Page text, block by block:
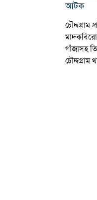
আটক
চৌদ্দগ্রাম
গাঁজাসহ
চৌদ্দগ্রাম